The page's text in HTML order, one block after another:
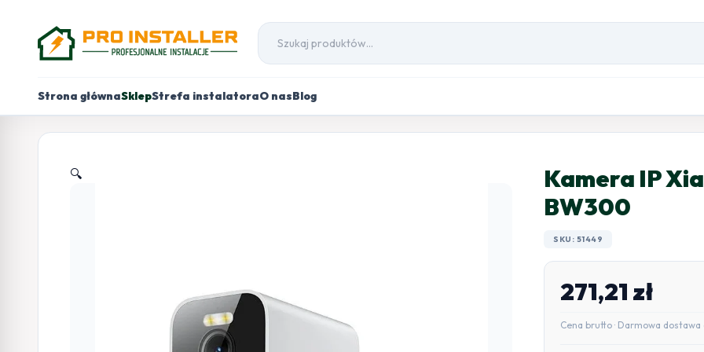
Strona głównaSklepStrefa instalatoraO nasBlog
🔍
Kamera IP
BW300
SKU: 51449
271,21 zł
Cena brutto · Darmowa dostawa